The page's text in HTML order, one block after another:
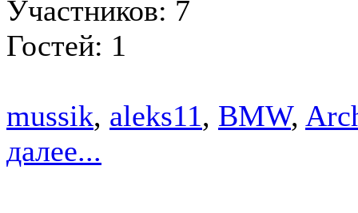
Участников: 7
Гостей: 1
mussik, aleks11, BMW,
далее...